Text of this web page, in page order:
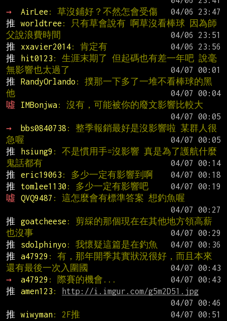
→
AirLee : 草沒鋪好？不然怎會受傷
推
worldtree : 只有草會說有 啊草沒看棒球 因為師
父說浪費時間
推
xxavier2014: 肯定有
推
hit0123 : 生涯末期了 但起碼也有差一年吧 說毫
無影響也太過了
推
RandyOrlando : 撲那一下多了一堆不看棒球的黑
他
噓
IMBonjwa: 沒有，可能被你的廢文影響比較大
→
bbs0840738 : 整季報銷最好是沒影響啦 某群人很
急喔
推
hsiung9 : 不是慣用手=沒影響 真是為了護航什麼
鬼話都有
推
eric19063 : 多少一定有影響到啊
推
tomlee1130 : 多少一定有影響吧
噓
QVQ9487 : 這怎麼會有標準答案 想釣魚喔
推
goatcheese : 剪綵的那個現在在其他地方領高薪
也沒事
推
sdolphinyo : 我懷疑這篇是在釣魚
推
a47929 : 有，那年開季其實狀況很好，而且本來
還有最後一次入圍國
→
a47929 : 際賽的機會...
推
amen123 :
http://i.imgur.com/g5m2D51.jpg
推
wiwyman: 2F推